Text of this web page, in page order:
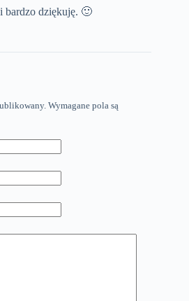
bardzo dziękuję. 🙂
Wymagane pola są